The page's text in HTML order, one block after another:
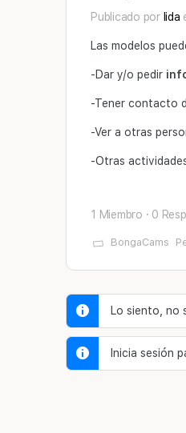
Publicado por lida
Las modelos
-Dar y/o pedir
-Tener contacto
-Ver a otras
-Otras
1 Miembro · 0
BongaCams
Lo siento, no
Inicia sesión